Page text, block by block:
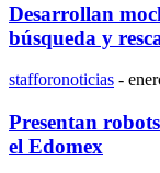
Desarrollan
búsqueda y
stafforonoticias -
Presentan
el Edomex